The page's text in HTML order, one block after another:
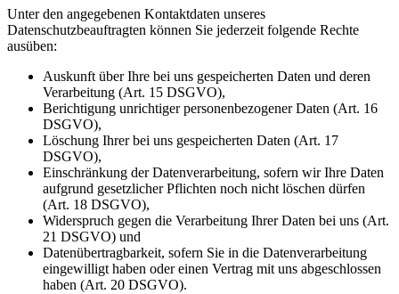
Unter den angegebenen Kontaktdaten unseres
Datenschutzbeauftragten können Sie jederzeit folgende Rechte
ausüben:
Auskunft über Ihre bei uns gespeicherten Daten und deren
Verarbeitung (Art. 15 DSGVO),
Berichtigung unrichtiger personenbezogener Daten (Art. 16
DSGVO),
Löschung Ihrer bei uns gespeicherten Daten (Art. 17
DSGVO),
Einschränkung der Datenverarbeitung, sofern wir Ihre Daten
aufgrund gesetzlicher Pflichten noch nicht löschen dürfen
(Art. 18 DSGVO),
Widerspruch gegen die Verarbeitung Ihrer Daten bei uns (Art.
21 DSGVO) und
Datenübertragbarkeit, sofern Sie in die Datenverarbeitung
eingewilligt haben oder einen Vertrag mit uns abgeschlossen
haben (Art. 20 DSGVO).